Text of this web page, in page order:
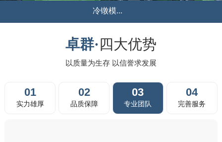
液压冲...
卓群·四大优势
以质量为生存 以信誉求发展
01
实力雄厚
02
品质保障
03
专业团队
04
完善服务